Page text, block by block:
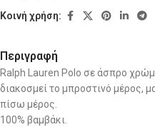
Κοινή χρήση:
Περιγραφή
Ralph Lauren Polo σε άσπρο
διακοσμεί το μπροστινό μέρος,
πίσω μέρος.
100% βαμβάκι.